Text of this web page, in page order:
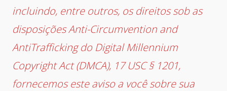
incluindo, entre outros, os direitos sob as
disposições Anti-Circumvention and
AntiTrafficking do Digital Millennium
Copyright Act (DMCA), 17 USC § 1201,
fornecemos este aviso a você sobre sua